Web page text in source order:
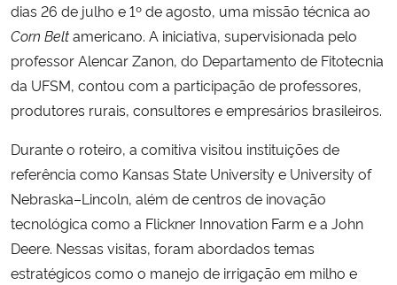
Secretaria-Geral
Secretaria de Governo
Gabinete de Segurança Institucional
Advocacia-Geral da União
Banco Central do Brasil
Planalto
dias 26 de julho e 1º de agosto, uma missão técnica ao
Corn Beltamericano. A iniciativa, supervisionada pelo
professor Alencar Zanon, do Departamento de Fitotecnia
da UFSM, contou com a participação de professores,
produtores rurais, consultores e empresários brasileiros.
Durante o roteiro, a comitiva visitou instituições de
referência como Kansas State University e University of
Nebraska–Lincoln, além de centros de inovação
tecnológica como a Flickner Innovation Farm e a John
Deere. Nessas visitas, foram abordados temas
estratégicos como o manejo de irrigação em milho e